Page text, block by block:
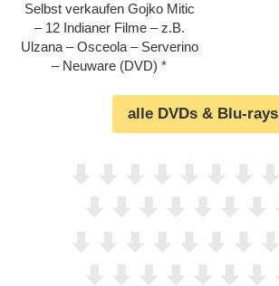
Selbst verkaufen Gojko Mitic
– 12 Indianer Filme – z.B.
Ulzana – Osceola – Serverino
– Neuware (DVD)
alle DVDs & Blu-rays